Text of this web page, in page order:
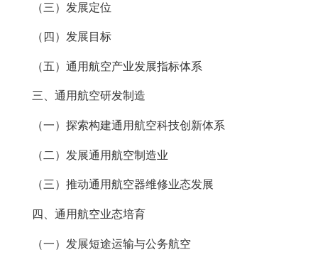
（三）发展定位
（四）发展目标
（五）通用航空产业发展指标体系
三、通用航空研发制造
（一）探索构建通用航空科技创新体系
（二）发展通用航空制造业
（三）推动通用航空器维修业态发展
四、通用航空业态培育
（一）发展短途运输与公务航空